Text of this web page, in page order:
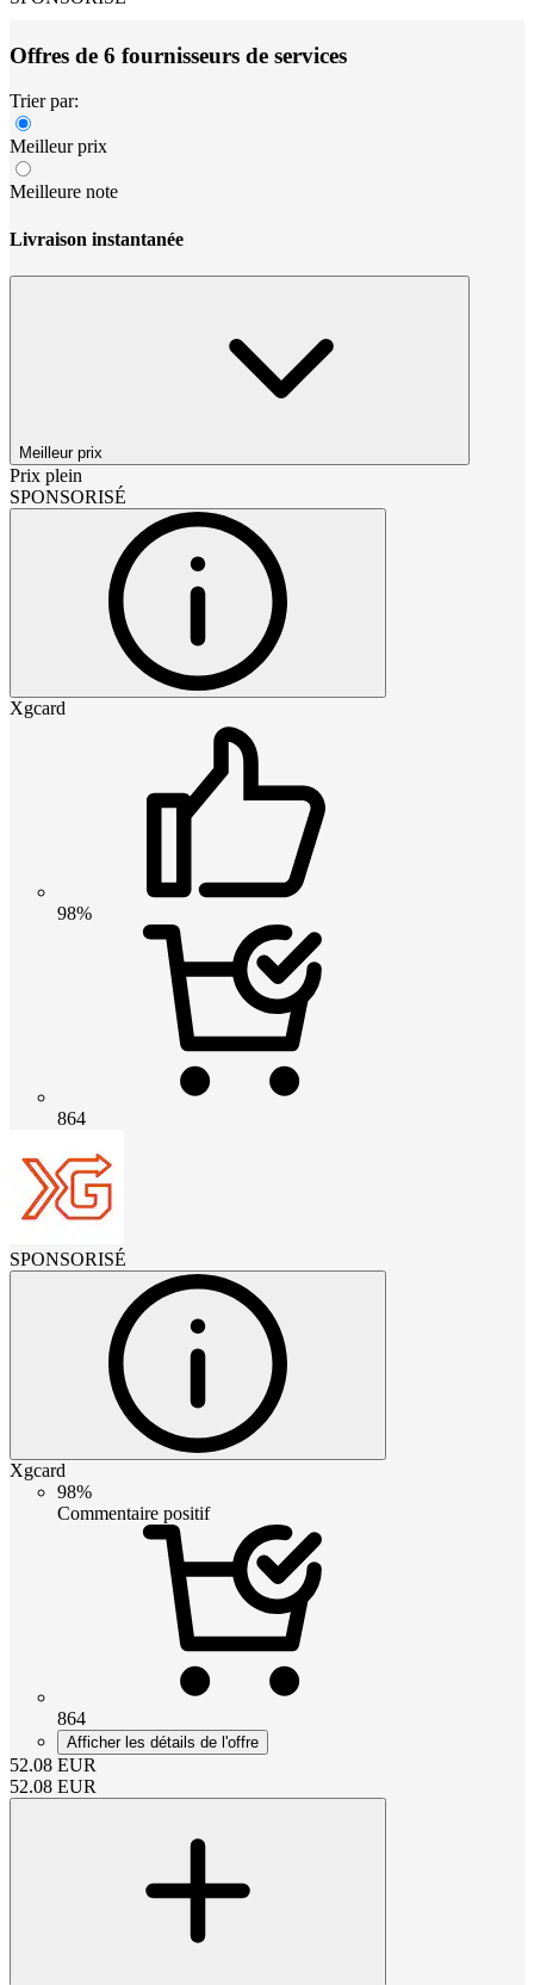
Offres de 6 fournisseurs de services
Trier par:
Meilleur prix
Meilleure note
Livraison instantanée
Meilleur prix
Prix plein
SPONSORISÉ
Xgcard
98%
864
SPONSORISÉ
Xgcard
98%
Commentaire positif
864
Afficher les détails de l'offre
52.08 EUR
52.08 EUR